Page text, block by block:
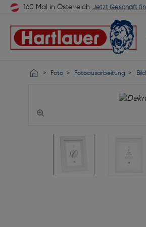
160 Mal in Österreich Jetzt Geschäft
Foto Fotoausarbeitung